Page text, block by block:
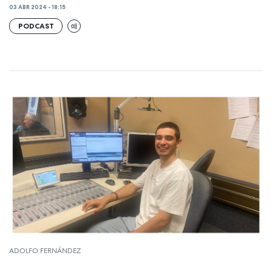
03 ABR 2024 - 18:15
PODCAST
ADOLFO FERNÁNDEZ